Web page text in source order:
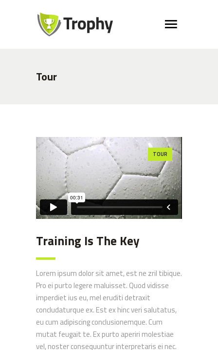
Tour
TOUR
Training Is The Key
Lorem ipsum dolor sit amet, est ne zril tibique.
Pro ei purto legere maluisset. Quod vidisse
imperdiet ius eu, mel eruditi detraxit
concludaturque ex. Est ex hinc veri salutatus,
eu cum adipiscing conclusionemque. Cum
mutat feugait te. Ex purto aperiri molestiae
vel, noster consequuntur interpretaris ei nec.